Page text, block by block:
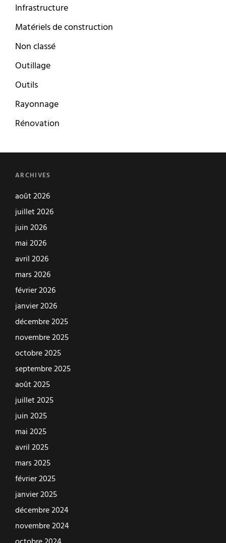
Infrastructure
Matériels de construction
Non classé
Outillage
Outils
Rayonnage
Rénovation
ARCHIVES
août 2026
juillet 2026
juin 2026
mai 2026
avril 2026
mars 2026
février 2026
janvier 2026
décembre 2025
novembre 2025
octobre 2025
septembre 2025
août 2025
juillet 2025
juin 2025
mai 2025
avril 2025
mars 2025
février 2025
janvier 2025
décembre 2024
novembre 2024